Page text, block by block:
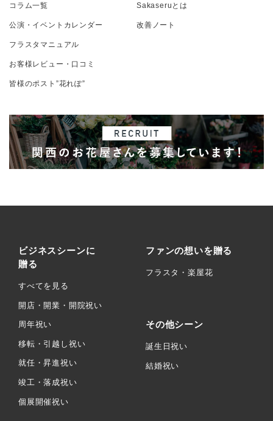
コラム一覧
公演・イベントカレンダー
フラスタマニュアル
お客様レビュー・口コミ
皆様のポスト”花れぽ”
Sakaseruとは
改善ノート
ビジネスシーンに
贈る
すべてを見る
開店・開業・開院祝い
周年祝い
移転・引越し祝い
就任・昇進祝い
竣工・落成祝い
個展開催祝い
ファンの想いを贈る
フラスタ・楽屋花
その他シーン
誕生日祝い
結婚祝い